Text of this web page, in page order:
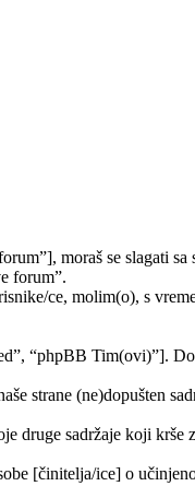
moraš se slagati
forum”.
ce, molim(o), s
“phpBB Tim(ovi)”].
strane (ne)dopušten
druge sadržaje koji
[činitelja/ice] o